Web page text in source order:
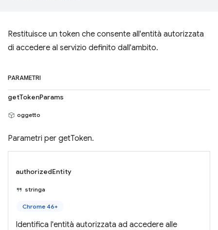
Restituisce un token che consente all'entità autorizzata
di accedere al servizio definito dall'ambito.
PARAMETRI
getTokenParams
oggetto
Parametri per getToken.
authorizedEntity
stringa
Chrome 46+
Identifica l'entità autorizzata ad accedere alle